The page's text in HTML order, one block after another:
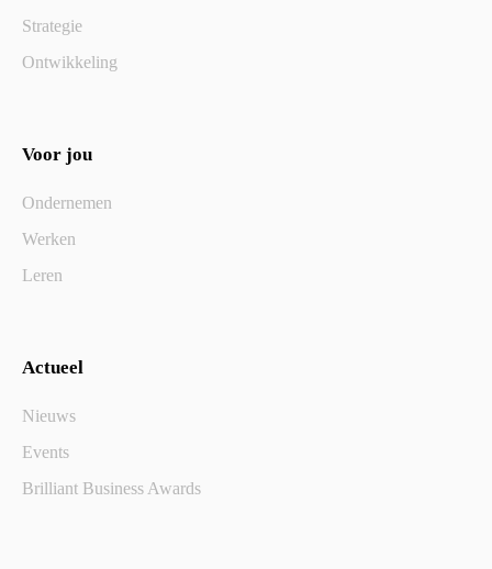
Strategie
Ontwikkeling
Voor jou
Ondernemen
Werken
Leren
Actueel
Nieuws
Events
Brilliant Business Awards